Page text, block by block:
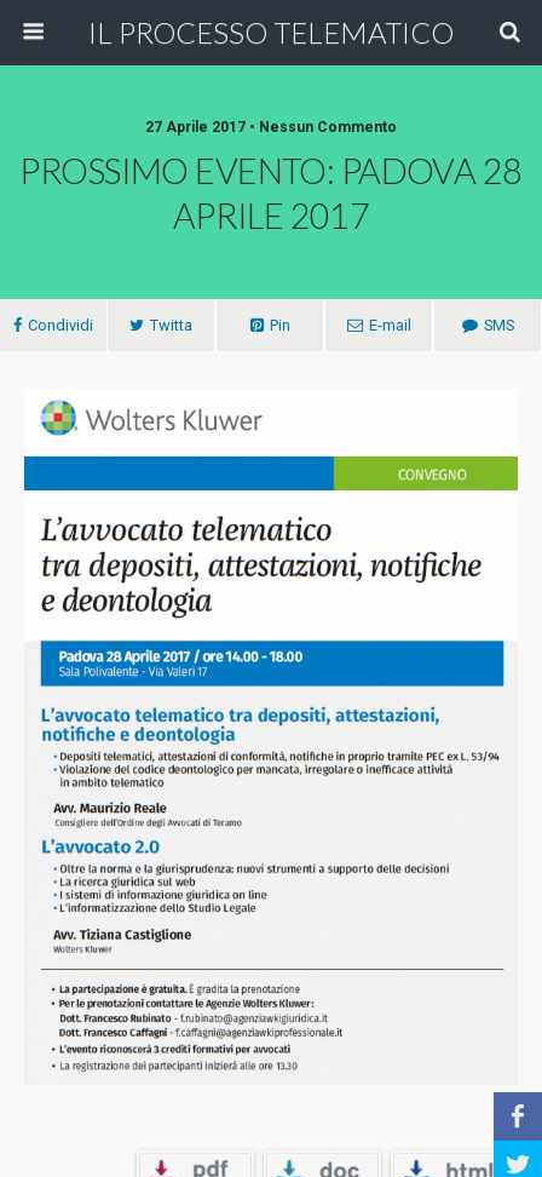
IL PROCESSO TELEMATICO
27 Aprile 2017 • Nessun Commento
PROSSIMO EVENTO: PADOVA 28
APRILE 2017
Condividi Twitta Pin E-mail SMS
b
a